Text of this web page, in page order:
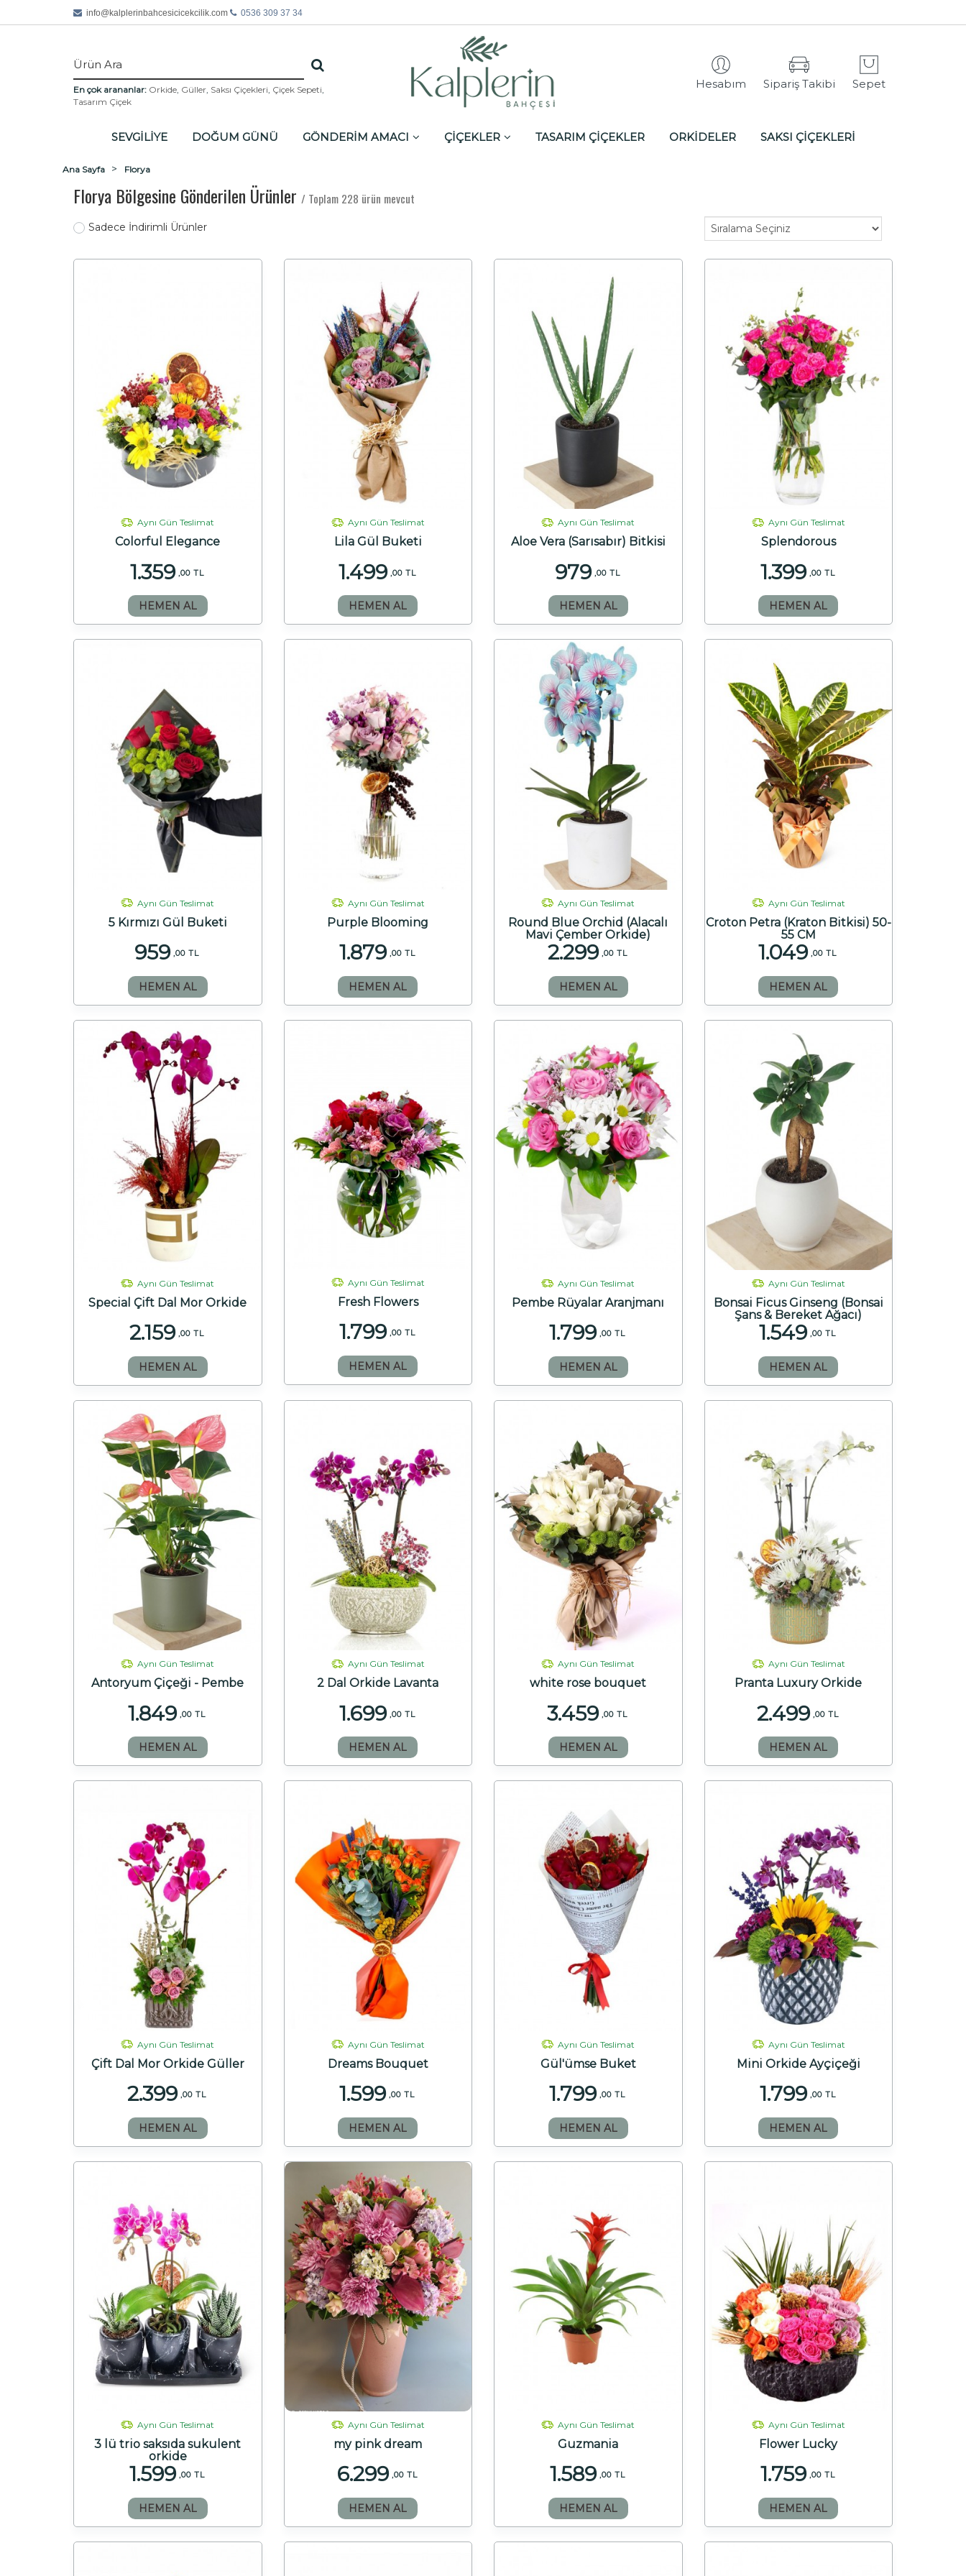
info@ kalplerinbahcesicicekcilik.com 0536 309 37 34
En çok arananlar: Orkide Güller Saksı Çiçekleri Çiçek Sepeti
Tasarım Çiçek
Hesabım Sipariş Takibi Sepet
SEVGİLİYE DOĞUM GÜNÜ GÖNDERİM AMACI ÇİÇEKLER TASARIM ÇİÇEKLER ORKİDELER SAKSI ÇİÇEKLERİ
Ana Sayfa Florya
Florya Bölgesine Gönderilen Ürünler / Toplam 228 ürün mevcut
Sadece İndirimli Ürünler
Aynı Gün Teslimat
Colorful Elegance
1.359 ,00 TL
HEMEN AL
Aynı Gün Teslimat
Lila Gül Buketi
1.499 ,00 TL
HEMEN AL
Aynı Gün Teslimat
Aloe Vera (Sarısabır) Bitkisi
979 ,00 TL
HEMEN AL
Aynı Gün Teslimat
Splendorous
1.399 ,00 TL
HEMEN AL
Aynı Gün Teslimat
5 Kırmızı Gül Buketi
959 ,00 TL
HEMEN AL
Aynı Gün Teslimat
Purple Blooming
1.879 ,00 TL
HEMEN AL
Aynı Gün Teslimat
Round Blue Orchid (Alacalı
Mavi Çember Orkide)
2.299 ,00 TL
HEMEN AL
Aynı Gün Teslimat
Croton Petra (Kraton Bitkisi) 50-
55 CM
1.049 ,00 TL
HEMEN AL
Aynı Gün Teslimat
Special Çift Dal Mor Orkide
2.159 ,00 TL
HEMEN AL
Aynı Gün Teslimat
Fresh Flowers
1.799 ,00 TL
HEMEN AL
Aynı Gün Teslimat
Pembe Rüyalar Aranjmanı
1.799 ,00 TL
HEMEN AL
Aynı Gün Teslimat
Bonsai Ficus Ginseng (Bonsai
Şans & Bereket Ağacı)
1.549 ,00 TL
HEMEN AL
Aynı Gün Teslimat
Antoryum Çiçeği - Pembe
1.849 ,00 TL
HEMEN AL
Aynı Gün Teslimat
2 Dal Orkide Lavanta
1.699 ,00 TL
HEMEN AL
Aynı Gün Teslimat
white rose bouquet
3.459 ,00 TL
HEMEN AL
Aynı Gün Teslimat
Pranta Luxury Orkide
2.499 ,00 TL
HEMEN AL
Aynı Gün Teslimat
Çift Dal Mor Orkide Güller
2.399 ,00 TL
HEMEN AL
Aynı Gün Teslimat
Dreams Bouquet
1.599 ,00 TL
HEMEN AL
Aynı Gün Teslimat
Gül'ümse Buket
1.799 ,00 TL
HEMEN AL
Aynı Gün Teslimat
Mini Orkide Ayçiçeği
1.799 ,00 TL
HEMEN AL
Aynı Gün Teslimat
3 lü trio saksıda sukulent
orkide
1.599 ,00 TL
HEMEN AL
Aynı Gün Teslimat
my pink dream
6.299 ,00 TL
HEMEN AL
Aynı Gün Teslimat
Guzmania
1.589 ,00 TL
HEMEN AL
Aynı Gün Teslimat
Flower Lucky
1.759 ,00 TL
HEMEN AL